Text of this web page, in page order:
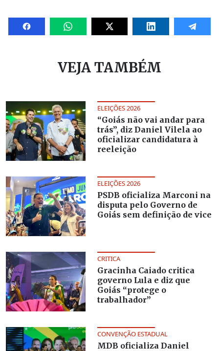
VEJA TAMBÉM
ELEIÇÕES 2026
“Goiás não vai andar para
trás”, diz Daniel Vilela ao
oficializar candidatura à
reeleição
ELEIÇÕES 2026
PSDB oficializa Marconi na
disputa pelo Governo de
Goiás sem definição de vice
CRITICA
Gracinha Caiado critica
governo Lula e diz que
Goiás “protege o
trabalhador”
CONVENÇÃO ESTADUAL
MDB oficializa Daniel